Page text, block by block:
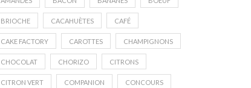
BRIOCHE CACAHUÈTES CAFÉ
CAKE FACTORY CAROTTES CHAMPIGNONS
CHOCOLAT CHORIZO CITRONS
CITRON VERT COMPANION CONCOURS